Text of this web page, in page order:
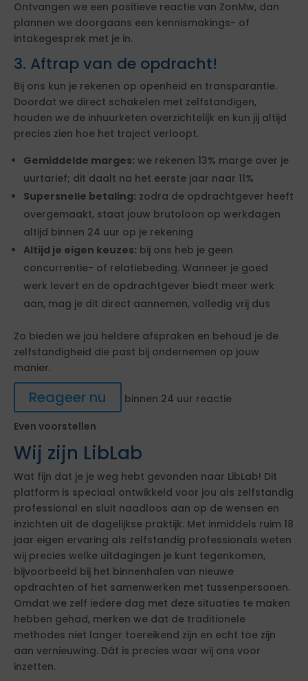
Ontvangen we een positieve reactie van ZonMw, dan
plannen we doorgaans een kennismakings- of
intakegesprek met je in.
3. Aftrap van de opdracht!
Bij ons kun je rekenen op openheid en transparantie.
Doordat we direct schakelen met zelfstandigen,
houden we de inhuurketen overzichtelijk en kun jij altijd
precies zien hoe het traject verloopt.
Gemiddelde marges: we rekenen 13% marge over je
uurtarief; dit daalt na het eerste jaar naar 11%
Supersnelle betaling: zodra de opdrachtgever heeft
overgemaakt, staat jouw brutoloon op werkdagen
altijd binnen 24 uur op je rekening
Altijd je eigen keuzes: bij ons heb je geen
concurrentie- of relatiebeding. Wanneer je goed
werk levert en de opdrachtgever biedt meer werk
aan, mag je dit direct aannemen, volledig vrij dus
Zo bieden we jou heldere afspraken en behoud je de
zelfstandigheid die past bij ondernemen op jouw
manier.
Reageer nu
binnen 24 uur reactie
Even voorstellen
Wij zijn LibLab
Wat fijn dat je je weg hebt gevonden naar LibLab! Dit
platform is speciaal ontwikkeld voor jou als zelfstandig
professional en sluit naadloos aan op de wensen en
inzichten uit de dagelijkse praktijk. Met inmiddels ruim 18
jaar eigen ervaring als zelfstandig professionals weten
wij precies welke uitdagingen je kunt tegenkomen,
bijvoorbeeld bij het binnenhalen van nieuwe
opdrachten of het samenwerken met tussenpersonen.
Omdat we zelf iedere dag met deze situaties te maken
hebben gehad, merken we dat de traditionele
methodes niet langer toereikend zijn en echt toe zijn
aan vernieuwing. Dát is precies waar wij ons voor
inzetten.